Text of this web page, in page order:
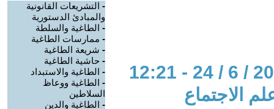
الاجتماع
- التشريعات القانونية
والمبادئ الدستورية
- الطاغية والسلطة
- ممارسات الطاغية
- شريعة الطاغية
- حاشية الطاغية
- الطاغية والاستبداد
- الطاغية ووعاظ
السلاطين
- الطاغية والدين